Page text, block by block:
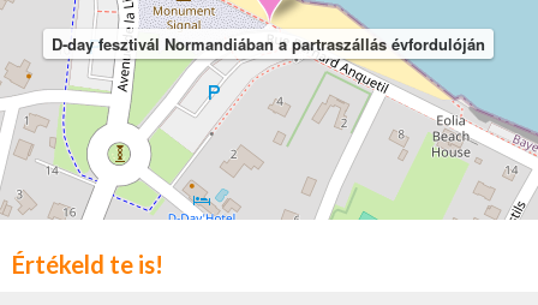
D-day fesztivál Normandiában a partraszállás évfordulóján
Értékeld te is!